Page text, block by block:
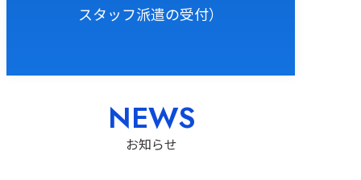
スタッフ派遣の受付）
NEWS
お知らせ